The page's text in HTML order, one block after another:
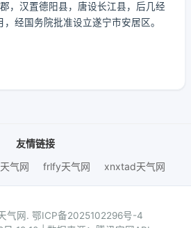
，汉置德阳县，唐设长江县，后几经
经国务院批准设立遂宁市安居区。
友情链接
气网 frlfy天气网 xnxtad天气网
气网. 鄂ICP备2025102296号-4